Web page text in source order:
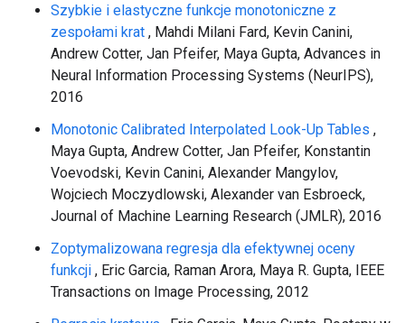
Szybkie i elastyczne funkcje monotoniczne z
zespołami krat , Mahdi Milani Fard, Kevin Canini,
Andrew Cotter, Jan Pfeifer, Maya Gupta, Advances in
Neural Information Processing Systems (NeurIPS),
2016
Monotonic Calibrated Interpolated Look-Up Tables ,
Maya Gupta, Andrew Cotter, Jan Pfeifer, Konstantin
Voevodski, Kevin Canini, Alexander Mangylov,
Wojciech Moczydlowski, Alexander van Esbroeck,
Journal of Machine Learning Research (JMLR), 2016
Zoptymalizowana regresja dla efektywnej oceny
funkcji , Eric Garcia, Raman Arora, Maya R. Gupta, IEEE
Transactions on Image Processing, 2012